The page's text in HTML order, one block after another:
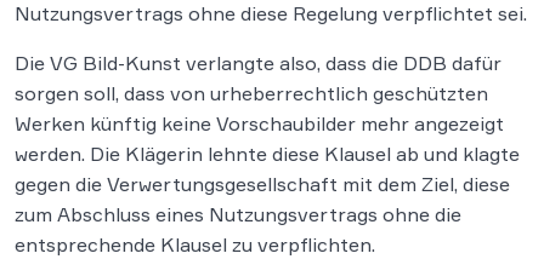
Nutzungsvertrags ohne diese Regelung verpflichtet sei.
Die VG Bild-Kunst verlangte also, dass die DDB dafür
sorgen soll, dass von urheberrechtlich geschützten
Werken künftig keine Vorschaubilder mehr angezeigt
werden. Die Klägerin lehnte diese Klausel ab und klagte
gegen die Verwertungsgesellschaft mit dem Ziel, diese
zum Abschluss eines Nutzungsvertrags ohne die
entsprechende Klausel zu verpflichten.